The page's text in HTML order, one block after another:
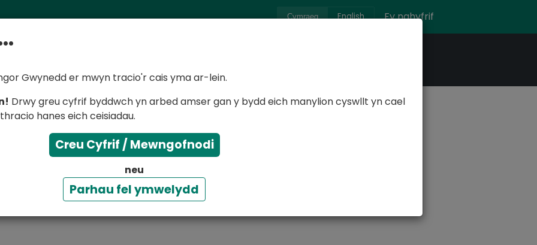
Cymraeg English Fy nghyfrif
yn gweithio
771000. Rydym yn ystyried argyfwng fel rhywbeth sy'n debygol o achosi anaf drwg
Gwynedd er mwyn tracio'r cais yma ar-lein.
Drwy greu cyfrif byddwch yn arbed amser gan y bydd eich manylion cyswllt yn cael
hanes eich ceisiadau.
Creu Cyfrif / Mewngofnodi
neu
Parhau fel ymwelydd